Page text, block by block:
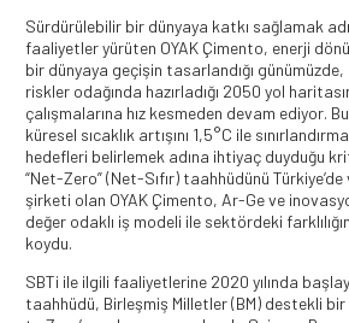
Sürdürülebilir bir dünyaya katkı sağlamak
faaliyetler yürüten OYAK Çimento, enerji
bir dünyaya geçişin tasarlandığı
riskler odağında hazırladığı 2050 yol
çalışmalarına hız kesmeden devam ediyor.
küresel sıcaklık artışını 1,5°C ile
hedefleri belirlemek adına ihtiyaç duyduğu
“Net-Zero” (Net-Sıfır) taahhüdünü
şirketi olan OYAK Çimento, Ar-Ge ve
değer odaklı iş modeli ile sektördeki
koydu.
SBTi ile ilgili faaliyetlerine 2020 yılında
taahhüdü, Birleşmiş Milletler (BM) destekli